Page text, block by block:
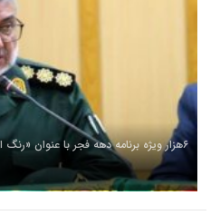
۶هزار ویژه برنامه دهه فجر با عنوان «رنگ ایران» در گیلان برگزار می‌شود